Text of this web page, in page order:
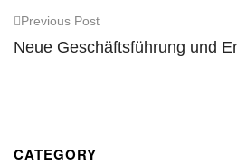
Previous Post
Neue Geschäftsführung und
CATEGORY